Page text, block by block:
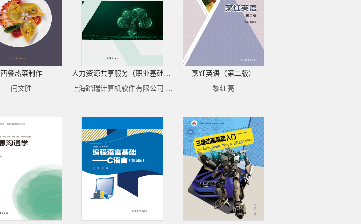
西餐热菜制作
闫文胜
人力资源共享服务（职业基础、初级）
上海踏瑞计算机软件有限公司 组编；张正堂、宋锟泰、王巧莲 主编
烹饪英语（第二版）
黎红亮